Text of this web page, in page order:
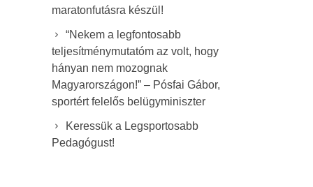
maratonfutásra készül!
“Nekem a legfontosabb
teljesítménymutatóm az volt, hogy
hányan nem mozognak
Magyarországon!” – Pósfai Gábor,
sportért felelős belügyminiszter
Keressük a Legsportosabb
Pedagógust!